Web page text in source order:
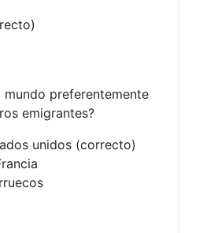
mundo preferentemente
emigrantes?
unidos (correcto)